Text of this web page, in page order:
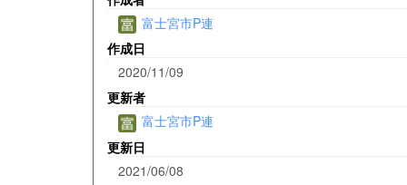
富士宮市P連
作成日
2020/11/09
更新者
富士宮市P連
更新日
2021/06/08